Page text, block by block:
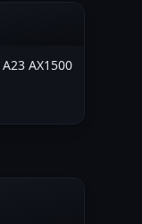
A23 AX1500